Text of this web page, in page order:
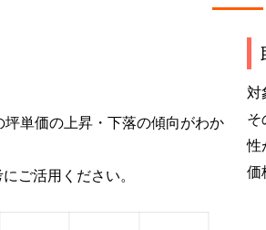
単価の上昇・下落の傾向がわか
ご活用ください。
対
性
価